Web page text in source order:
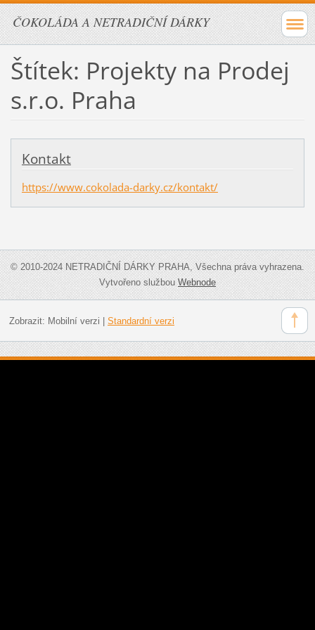
ČOKOLÁDA A NETRADIČNÍ DÁRKY
Štítek: Projekty na Prodej
s.r.o. Praha
Kontakt
https://www.cokolada-darky.cz/kontakt/
© 2010-2024 NETRADIČNÍ DÁRKY PRAHA, Všechna práva vyhrazena.
Vytvořeno službouWebnode
Zobrazit: Mobilní verzi Standardní verzi